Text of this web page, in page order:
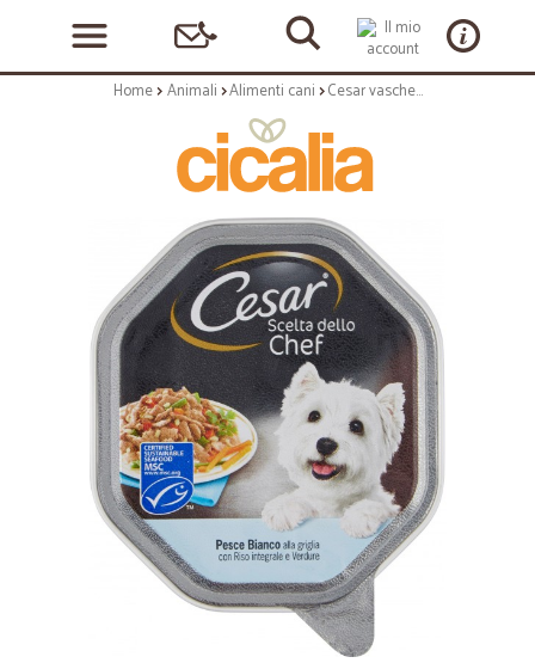
Home Animali Alimenti cani Cesar vaschetta pesce bianco con riso - gr.150